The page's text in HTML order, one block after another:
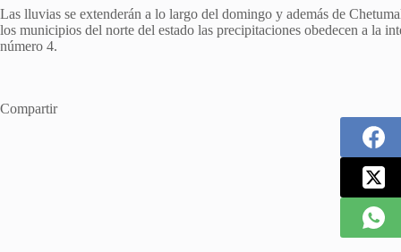
Las lluvias se extenderán a lo largo del domingo y además de
los municipios del norte del estado las precipitaciones obedecen a la
número 4.
Compartir